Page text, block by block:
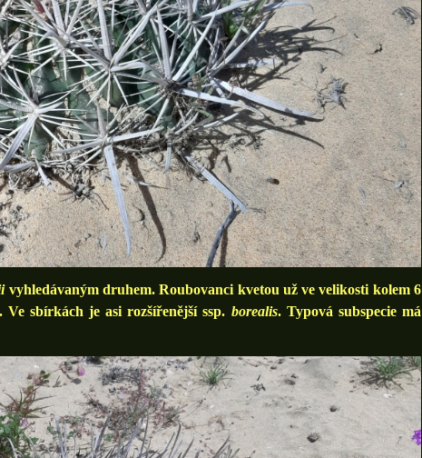
vyhledávaným druhem. Roubovanci kvetou už ve velikosti kolem 6
sbírkách je asi rozšířenější ssp. borealis. Typová subspecie má